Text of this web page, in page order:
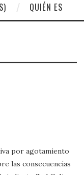
QUIÉN ES
por agotamiento
las consecuencias